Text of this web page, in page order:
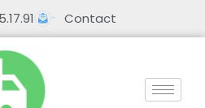
Contact